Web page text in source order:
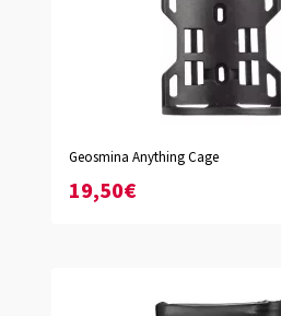
Geosmina Anything Cage
19,50€